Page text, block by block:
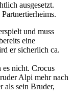
ausgesetzt.
und muss
eine
er sicherlich ca.
es nicht. Crocus
Alpi mehr nach
als sein Bruder,